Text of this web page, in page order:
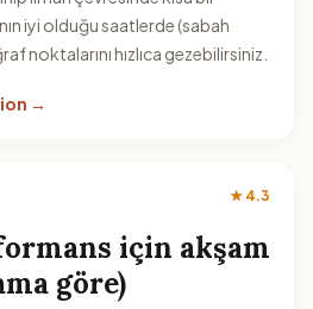
iyi olduğu saatlerde (sabah
hızlıca gezebilirsiniz.
→
★ 4.3
için akşam
göre)